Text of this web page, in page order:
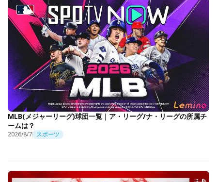
MLB(メジャーリーグ)球団一覧｜ア・リーグ/ナ・リーグの所属チ
ームは？
2026/8/7 スポーツ